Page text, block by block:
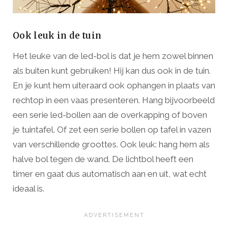
Ook leuk in de tuin
Het leuke van de led-bol is dat je hem zowel binnen
als buiten kunt gebruiken! Hij kan dus ook in de tuin.
En je kunt hem uiteraard ook ophangen in plaats van
rechtop in een vaas presenteren. Hang bijvoorbeeld
een serie led-bollen aan de overkapping of boven
je tuintafel. Of zet een serie bollen op tafel in vazen
van verschillende groottes. Ook leuk: hang hem als
halve bol tegen de wand. De lichtbol heeft een
timer en gaat dus automatisch aan en uit, wat echt
ideaal is.